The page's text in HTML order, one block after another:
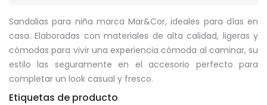
Sandalias para niña marca Mar&Cor, ideales para días en
casa.Elaboradas con materiales de alta calidad, ligeras y
cómodas para vivir una experiencia cómoda al caminar, su
estilo las seguramente en el accesorio perfecto para
completar un look casual y fresco.
Etiquetas de producto